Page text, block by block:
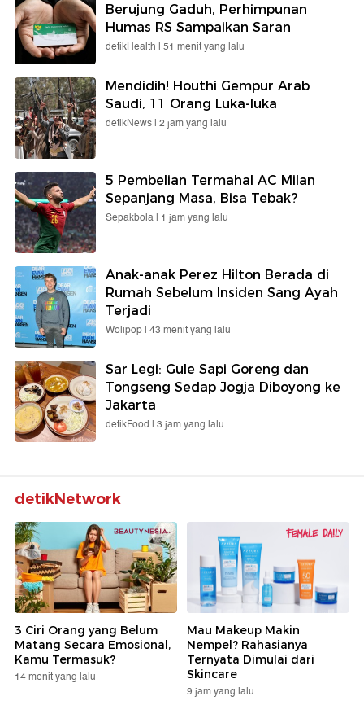
Berujung Gaduh, Perhimpunan
Humas RS Sampaikan Saran
detikHealth | 51 menit yang lalu
Mendidih! Houthi Gempur Arab
Saudi, 11 Orang Luka-luka
detikNews | 2 jam yang lalu
5 Pembelian Termahal AC Milan
Sepanjang Masa, Bisa Tebak?
Sepakbola | 1 jam yang lalu
Anak-anak Perez Hilton Berada di
Rumah Sebelum Insiden Sang Ayah
Terjadi
Wolipop | 43 menit yang lalu
Sar Legi: Gule Sapi Goreng dan
Tongseng Sedap Jogja Diboyong ke
Jakarta
detikFood | 3 jam yang lalu
detikNetwork
3 Ciri Orang yang Belum
Matang Secara Emosional,
Kamu Termasuk?
14 menit yang lalu
Mau Makeup Makin
Nempel? Rahasianya
Ternyata Dimulai dari
Skincare
9 jam yang lalu